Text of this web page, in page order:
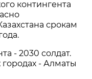
контингента
срокам
- 2030 солдат.
- Алматы